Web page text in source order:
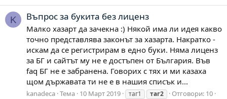
K Въпрос за букита без лиценз
Малко хазарт да зачекна :) Някой има ли идея какво
точно представлява законът за хазарта. Накратко -
искам да се регистрирам в едно буки. Няма лиценз
за БГ и сайтът му не е достъпен от България. Във
faq БГ не е забранена. Говорих с тях и ми казаха
щом държавата ти не е в нашия списък и...
kanadeca Тема 10 Март 2019 таг1 таг2
Отговори: 10